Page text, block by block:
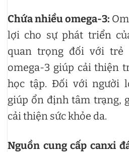
Chứa nhiều omega-3:
lợi cho sự phát triển
quan trọng đối với trẻ
omega-3 giúp cải thiện
học tập. Đối với người
giúp ổn định tâm trạng,
cải thiện sức khỏe da.
Nguồn cung cấp canxi